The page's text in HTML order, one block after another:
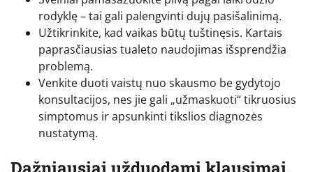
rodyklę – tai gali palengvinti dujų pasišalinimą.
Užtikrinkite, kad vaikas būtų tuštinęsis. Kartais
paprasčiausias tualeto naudojimas išsprendžia
problemą.
Venkite duoti vaistų nuo skausmo be gydytojo
konsultacijos, nes jie gali „užmaskuoti“ tikruosius
simptomus ir apsunkinti tikslios diagnozės
nustatymą.